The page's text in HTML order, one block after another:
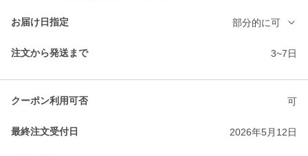
お届け日指定 部分的に可
注文から発送まで 3~7日
クーポン利用可否 可
最終注文受付日 2026年5月12日